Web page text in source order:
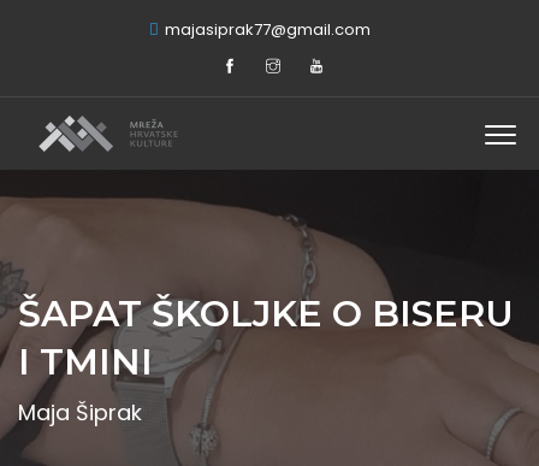
majasiprak77@gmail.com
ŠAPAT ŠKOLJKE O BISERU
I TMINI
Maja Šiprak